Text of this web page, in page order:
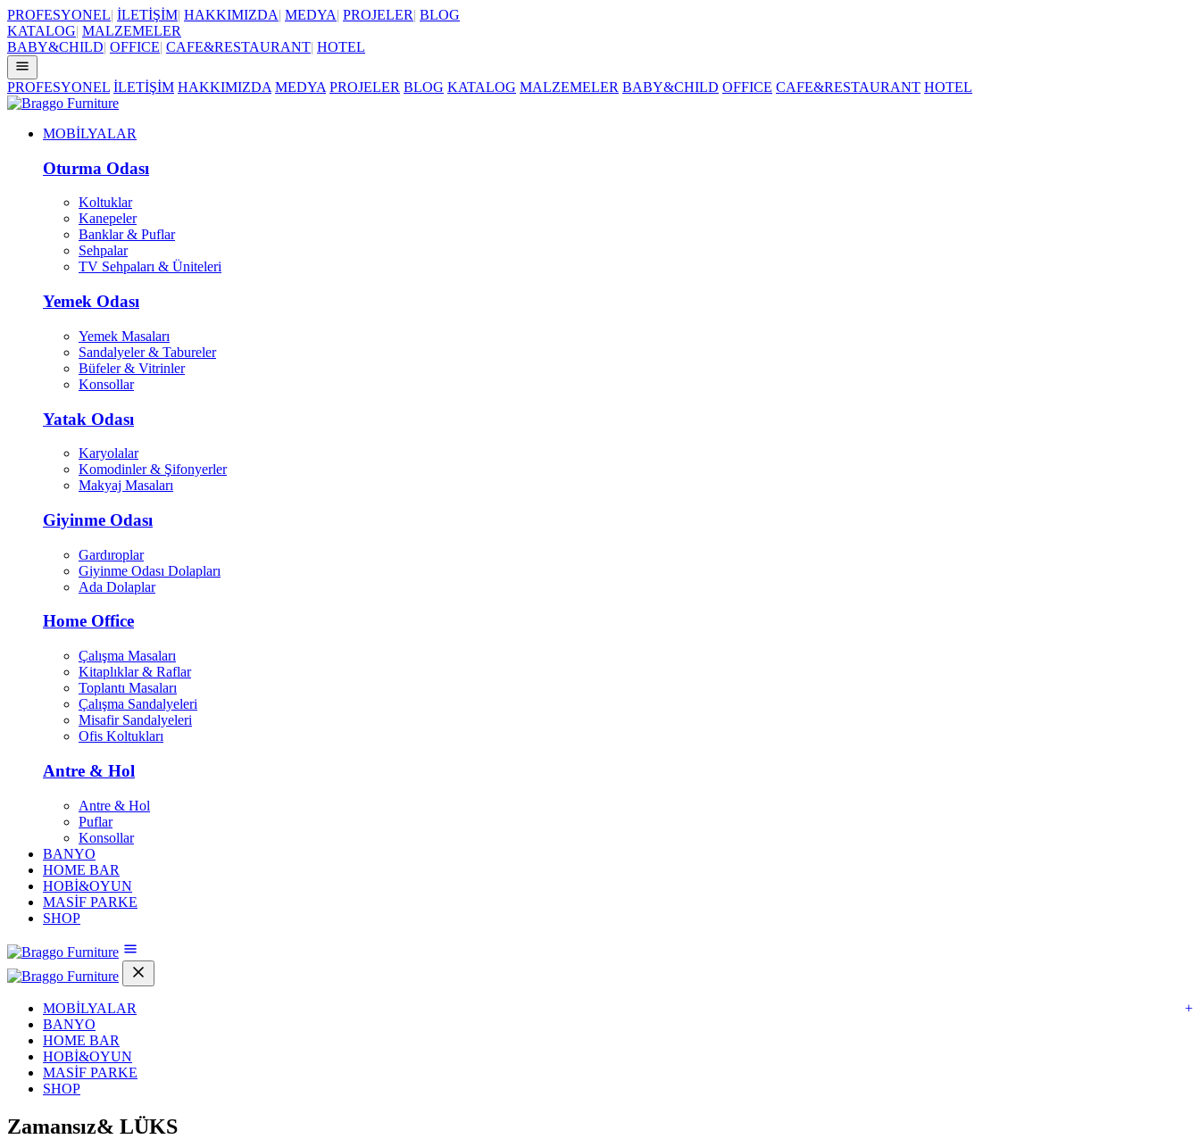
PROFESYONEL| İLETİŞİM| HAKKIMIZDA| MEDYA| PROJELER| BLOG
KATALOG| MALZEMELER
BABY&CHILD| OFFICE| CAFE&RESTAURANT| HOTEL
PROFESYONEL İLETİŞİM HAKKIMIZDA MEDYA PROJELER BLOG KATALOG MALZEMELER BABY&CHILD OFFICE CAFE&RESTAURANT HOTEL
MOBİLYALAR
Oturma Odası
Koltuklar
Kanepeler
Banklar & Puflar
Sehpalar
TV Sehpaları & Üniteleri
Yemek Odası
Yemek Masaları
Sandalyeler & Tabureler
Büfeler & Vitrinler
Konsollar
Yatak Odası
Karyolalar
Komodinler & Şifonyerler
Makyaj Masaları
Giyinme Odası
Gardıroplar
Giyinme Odası Dolapları
Ada Dolaplar
Home Office
Çalışma Masaları
Kitaplıklar & Raflar
Toplantı Masaları
Çalışma Sandalyeleri
Misafir Sandalyeleri
Ofis Koltukları
Antre & Hol
Antre & Hol
Puflar
Konsollar
BANYO
HOME BAR
HOBİ&OYUN
MASİF PARKE
SHOP
MOBİLYALAR
+
BANYO
HOME BAR
HOBİ&OYUN
MASİF PARKE
SHOP
Zamansız& LÜKS